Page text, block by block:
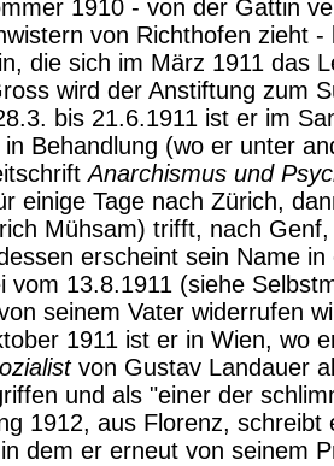
1910 - von der Gattin
von Richthofen zieht
die sich im März 1911 das
wird der Anstiftung zum
bis 21.6.1911 ist er im
Behandlung (wo er unter
Anarchismus und
einige Tage nach Zürich,
Mühsam) trifft, nach
erscheint sein Name
vom 13.8.1911 (siehe
seinem Vater widerrufen
1911 ist er in Wien, wo
von Gustav Landauer
und als "einer der
1912, aus Florenz,
dem er erneut von seinem